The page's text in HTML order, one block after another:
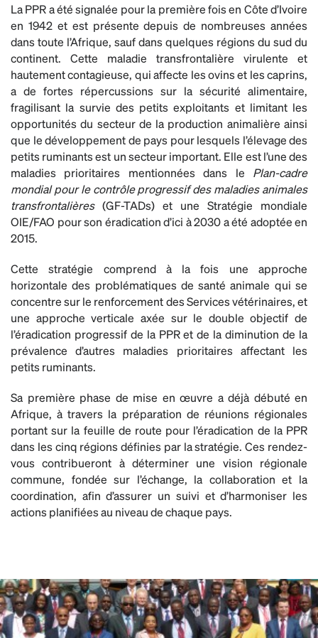
La PPR a été signalée pour la première fois en Côte d’Ivoire
en 1942 et est présente depuis de nombreuses années
dans toute l’Afrique, sauf dans quelques régions du sud du
continent. Cette maladie transfrontalière virulente et
hautement contagieuse, qui affecte les ovins et les caprins,
a de fortes répercussions sur la sécurité alimentaire,
fragilisant la survie des petits exploitants et limitant les
opportunités du secteur de la production animalière ainsi
que le développement de pays pour lesquels l’élevage des
petits ruminants est un secteur important. Elle est l’une des
maladies prioritaires mentionnées dans le Plan-cadre
mondial pour le contrôle progressif des maladies animales
transfrontalières (GF-TADs) et une Stratégie mondiale
OIE/FAO pour son éradication d’ici à 2030 a été adoptée en
2015.
Cette stratégie comprend à la fois une approche
horizontale des problématiques de santé animale qui se
concentre sur le renforcement des Services vétérinaires, et
une approche verticale axée sur le double objectif de
l’éradication progressif de la PPR et de la diminution de la
prévalence d’autres maladies prioritaires affectant les
petits ruminants.
Sa première phase de mise en œuvre a déjà débuté en
Afrique, à travers la préparation de réunions régionales
portant sur la feuille de route pour l’éradication de la PPR
dans les cinq régions définies par la stratégie. Ces rendez-
vous contribueront à déterminer une vision régionale
commune, fondée sur l’échange, la collaboration et la
coordination, afin d’assurer un suivi et d’harmoniser les
actions planifiées au niveau de chaque pays.